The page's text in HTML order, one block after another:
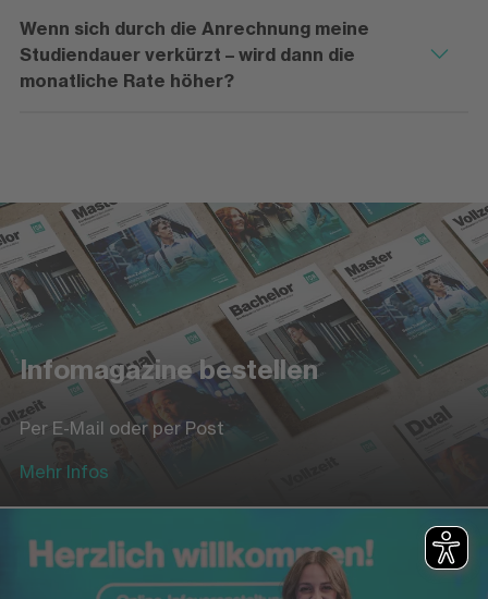
Wenn sich durch die Anrechnung meine
Studiendauer verkürzt – wird dann die
monatliche Rate höher?
Infomagazine bestellen
Per E-Mail oder per Post
Mehr Infos